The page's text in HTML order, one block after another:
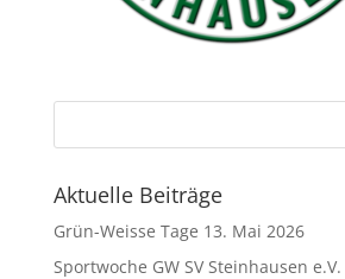
Aktuelle Beiträge
Grün-Weisse Tage 13. Mai 2026
Sportwoche GW SV Steinhausen e.V.